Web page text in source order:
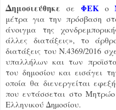
Δημοσιεύθηκε σε ΦΕΚο
μέτρα για την πρόσβαση
άνοιγμα της
άλλες διατάξεις», το
διατάξεις του Ν.4369/2016
υπαλλήλων και των
του δημοσίου και εισάγει
οποία θα διενεργείται
που εντάσσεται στο
Ελληνικού Δηµοσίου.